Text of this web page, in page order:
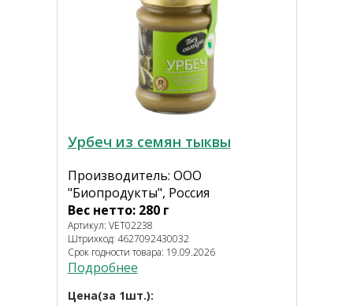
Урбеч из семян тыквы
Производитель: ООО
"Биопродукты", Россия
Вес нетто: 280 г
Артикул: VET02238
Штрихкод: 4627092430032
Срок годности товара: 19.09.2026
Подробнее
Цена(за 1шт.):